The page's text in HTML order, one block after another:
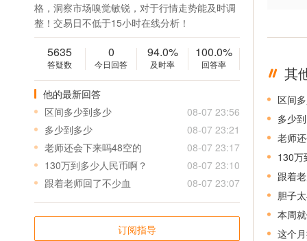
格，洞察市场嗅觉敏锐，对于行情走势能及时调
整！交易日不低于15小时在线分析！
5635
答疑数
0
今日回答
94.0%
及时率
100.0%
回答率
他的最新回答
区间多少到多少
08-07 23:56
多少到多少
08-07 23:21
老师还会下来吗48空的
08-07 23:17
130万到多少人民币啊？
08-07 23:10
跟着老师回了不少血
08-07 23:07
订阅指导
其
区间
多少
老师
130万
跟着
胆子
本周
这个